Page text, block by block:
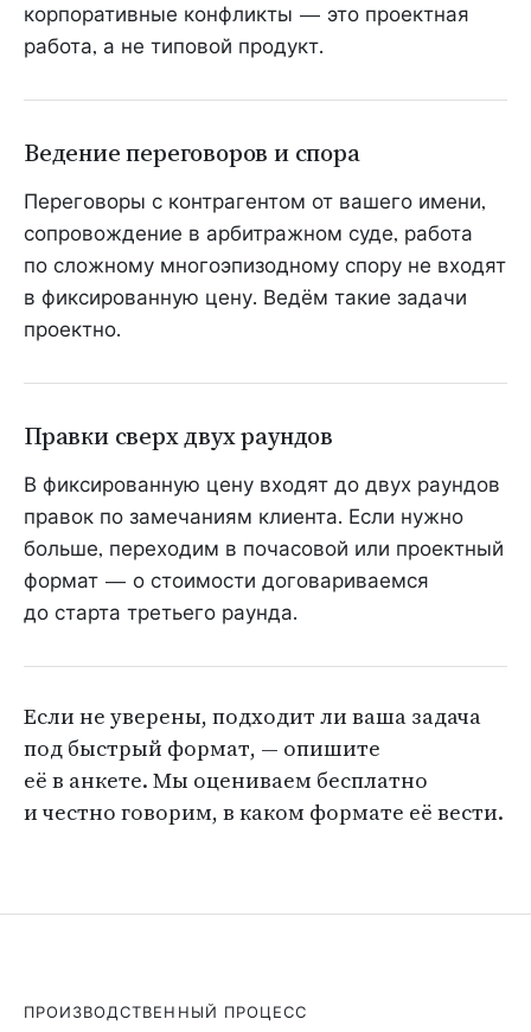
корпоративные конфликты — это проектная
работа, а не типовой продукт.
Ведение переговоров и спора
Переговоры с контрагентом от вашего имени,
сопровождение в арбитражном суде, работа
по сложному многоэпизодному спору не входят
в фиксированную цену. Ведём такие задачи
проектно.
Правки сверх двух раундов
В фиксированную цену входят до двух раундов
правок по замечаниям клиента. Если нужно
больше, переходим в почасовой или проектный
формат — о стоимости договариваемся
до старта третьего раунда.
Если не уверены, подходит ли ваша задача
под быстрый формат, — опишите
её в анкете. Мы оцениваем бесплатно
и честно говорим, в каком формате её вести.
ПРОИЗВОДСТВЕННЫЙ ПРОЦЕСС